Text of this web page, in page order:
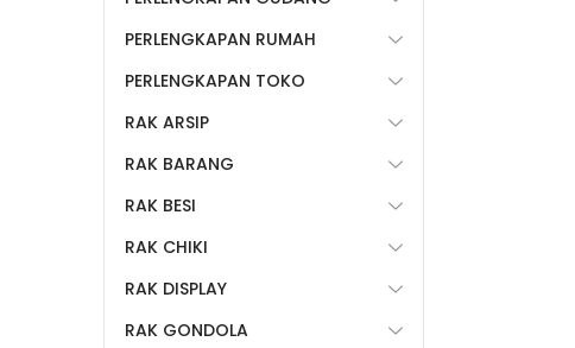
PERLENGKAPAN RUMAH
PERLENGKAPAN TOKO
RAK ARSIP
RAK BARANG
RAK BESI
RAK CHIKI
RAK DISPLAY
RAK GONDOLA